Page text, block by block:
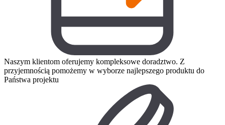
Naszym klientom oferujemy kompleksowe doradztwo. Z
przyjemnością pomożemy w wyborze najlepszego produktu do
Państwa projektu